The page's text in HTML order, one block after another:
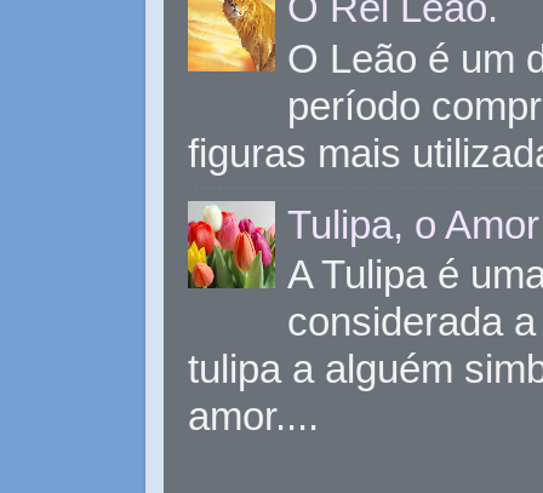
O Leão é um
período
figuras mais
Tulipa, o
A Tulipa é
considerada
tulipa a alguém
amor....